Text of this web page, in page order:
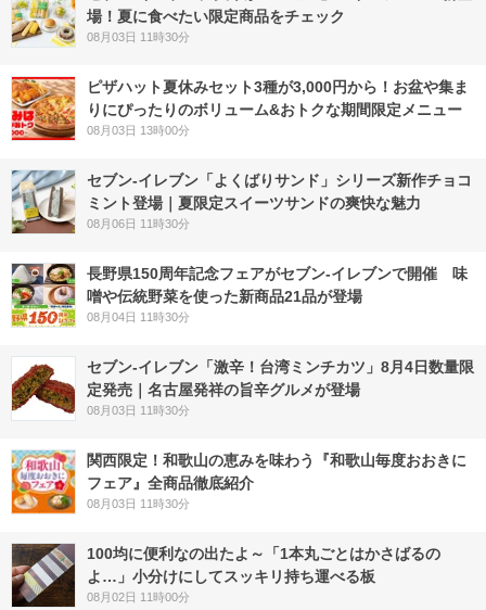
場！夏に食べたい限定商品をチェック
08月03日 11時30分
ピザハット夏休みセット3種が3,000円から！お盆や集ま
りにぴったりのボリューム&おトクな期間限定メニュー
08月03日 13時00分
セブン‐イレブン「よくばりサンド」シリーズ新作チョコ
ミント登場｜夏限定スイーツサンドの爽快な魅力
08月06日 11時30分
長野県150周年記念フェアがセブン-イレブンで開催 味
噌や伝統野菜を使った新商品21品が登場
08月04日 11時30分
セブン-イレブン「激辛！台湾ミンチカツ」8月4日数量限
定発売｜名古屋発祥の旨辛グルメが登場
08月03日 11時30分
関西限定！和歌山の恵みを味わう『和歌山毎度おおきに
フェア』全商品徹底紹介
08月03日 11時30分
100均に便利なの出たよ～「1本丸ごとはかさばるの
よ…」小分けにしてスッキリ持ち運べる板
08月02日 11時00分